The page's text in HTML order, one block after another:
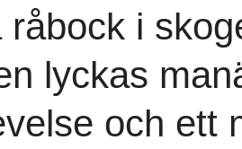
råbock i
lyckas
och ett